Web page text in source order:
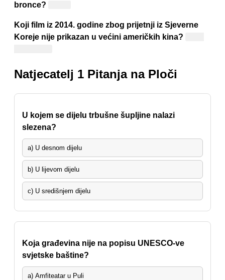
bronce?
Koji film iz 2014. godine zbog prijetnji iz Sjeverne
Koreje nije prikazan u većini američkih kina?
Natjecatelj 1 Pitanja na Ploči
U kojem se dijelu trbušne šupljine nalazi
slezena?
a) U desnom dijelu
b) U lijevom dijelu
c) U središnjem dijelu
Koja građevina nije na popisu UNESCO-ve
svjetske baštine?
a) Amfiteatar u Puli